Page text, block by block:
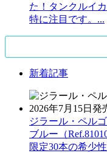
た！タンクルイ
特に注目です。...
新着記事
ジラール・ペル
ブルー（
限定30本の希少